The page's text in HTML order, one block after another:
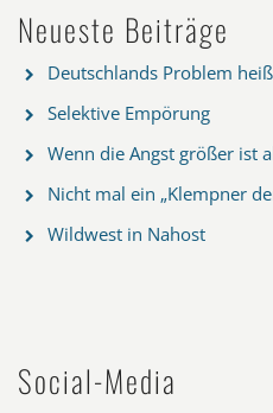
Neueste Beiträge
Deutschlands Problem
Selektive Empörung
Wenn die Angst größer ist
Nicht mal ein „Klempner
Wildwest in Nahost
Social-Media